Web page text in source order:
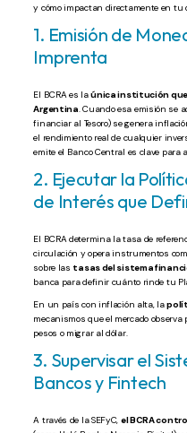
y cómo impactan directamente en tu
1. Emisión de
Imprenta
El BCRA es laúnica institución que
Argentina . Cuando esa emisión se
financiar al Tesoro) se genera
el rendimiento real de cualquier
emite el Banco Central es clave para
2. Ejecutar la
de Interés que
El BCRA determina la tasa de
circulación y opera instrumentos
sobre las tasas del sistema
banca para definir cuánto rinde tu
En un país con inflación alta, la
mecanismos que el mercado
pesos o migrar al dólar.
3. Supervisar el
Bancos y Fintech
A través de la SEFyC, el BCRA